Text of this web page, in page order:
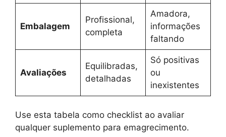
Embalagem
Profissional,
completa
Amadora,
informações
faltando
Avaliações
Equilibradas,
detalhadas
Só positivas
ou
inexistentes
Use esta tabela como checklist ao avaliar
qualquer suplemento para emagrecimento.